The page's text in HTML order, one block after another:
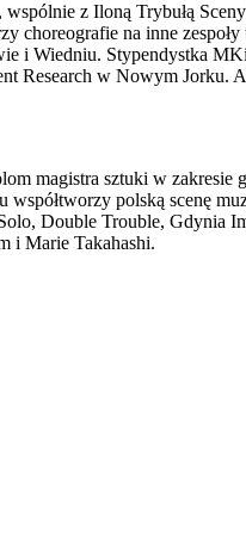
z Iloną Trybułą
na inne zespoły
i Wiedniu. Stypendystka
Research w Nowym Jorku.
magistra sztuki w zakresie
polską scenę
Double Trouble, Gdynia
i Marie Takahashi.